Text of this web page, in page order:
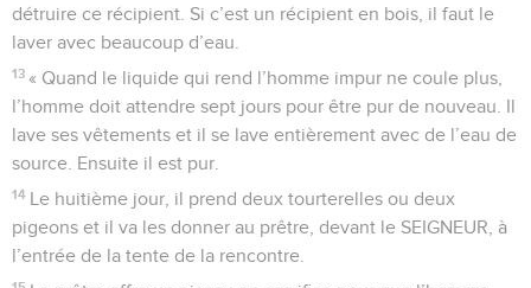
détruire ce récipient. Si c’est un récipient en bois, il faut le
laver avec beaucoup d’eau.
13 « Quand le liquide qui rend l’homme impur ne coule plus,
l’homme doit attendre sept jours pour être pur de nouveau. Il
lave ses vêtements et il se lave entièrement avec de l’eau de
source. Ensuite il est pur.
14 Le huitième jour, il prend deux tourterelles ou deux
pigeons et il va les donner au prêtre, devant le SEIGNEUR, à
l’entrée de la tente de la rencontre.